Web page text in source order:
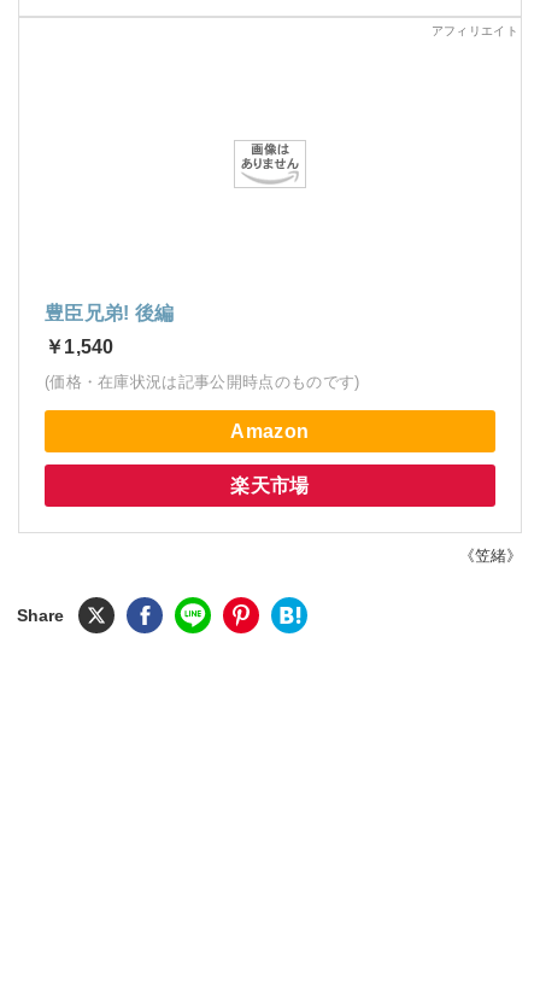
豊臣兄弟! 後編
￥1,540
(価格・在庫状況は記事公開時点のものです)
Amazon
楽天市場
《笠緒》